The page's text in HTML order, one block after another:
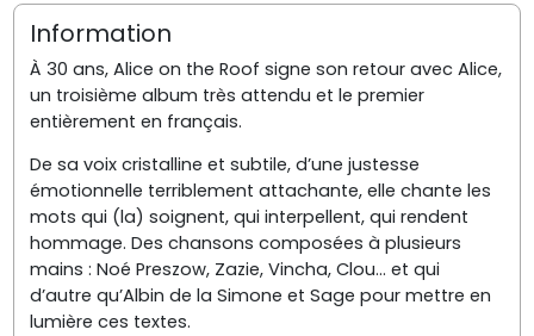
Information
À 30 ans, Alice on the Roof signe son retour avec Alice,
un troisième album très attendu et le premier
entièrement en français.
De sa voix cristalline et subtile, d’une justesse
émotionnelle terriblement attachante, elle chante les
mots qui (la) soignent, qui interpellent, qui rendent
hommage. Des chansons composées à plusieurs
mains : Noé Preszow, Zazie, Vincha, Clou... et qui
d’autre qu’Albin de la Simone et Sage pour mettre en
lumière ces textes.